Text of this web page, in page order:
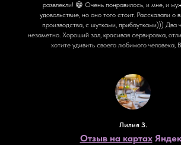
развлекли! 😁 Очень понравилось, и мне, и
удовольствие, но оно того стоит. Рассказали о
производства, с шутками, прибаутками))) Два
незаметно. Хороший зал, красивая сервировка,
хотите удивить своего любимого человека,
Лилия З.
Отзыв на картах